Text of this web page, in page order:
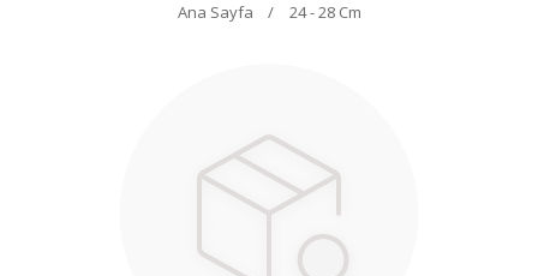
Ana Sayfa 24 - 28 Cm